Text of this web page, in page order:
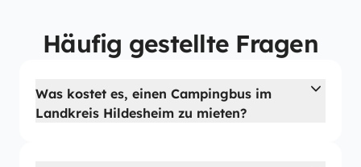
Häufig gestellte Fragen
Was kostet es, einen Campingbus im
Landkreis Hildesheim zu mieten?